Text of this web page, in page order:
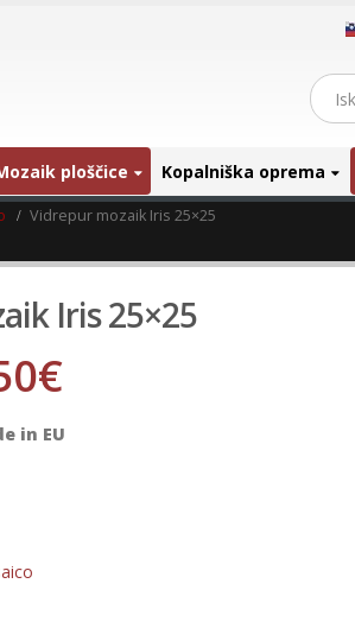
ploščice Kopalniška oprema
Vidrepur mozaik Iris 25×25
Iris 25×25
€
in EU